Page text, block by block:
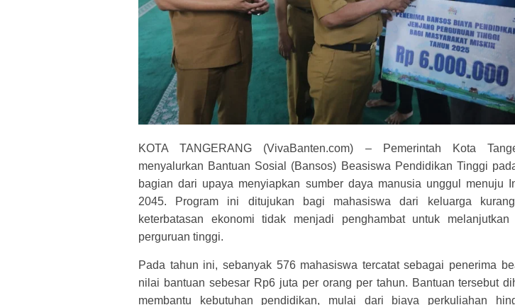
KOTA TANGERANG (VivaBanten.com) – Pemerintah Kota
menyalurkan Bantuan Sosial (Bansos) Beasiswa Pendidikan Tinggi
bagian dari upaya menyiapkan sumber daya manusia unggul menuju
2045. Program ini ditujukan bagi mahasiswa dari keluarga
keterbatasan ekonomi tidak menjadi penghambat untuk
perguruan tinggi.
Pada tahun ini, sebanyak 576 mahasiswa tercatat sebagai penerima
nilai bantuan sebesar Rp6 juta per orang per tahun. Bantuan tersebut
membantu kebutuhan pendidikan, mulai dari biaya perkuliahan